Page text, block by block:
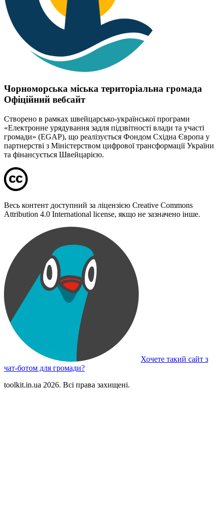
Чорноморська міська територіальна громада
Офіційний вебсайт
Створено в рамках швейцарсько-української програми
«Електронне урядування задля підзвітності влади та участі
громади» (EGAP), що реалізується Фондом Східна Європа у
партнерстві з Міністерством цифрової трансформації України
та фінансується Швейцарією.
Весь контент доступний за ліцензією Creative Commons
Attribution 4.0 International license, якщо не зазначено інше.
Хочете такий сайт з
чат-ботом для громади?
toolkit.in.ua 2026. Всі права захищені.